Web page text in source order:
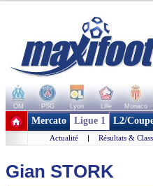
OM PSG Lyon Lille Monaco
+ de clubs
Mercato Ligue 1 L2/
Actualité | Résultats &
Gian STORK